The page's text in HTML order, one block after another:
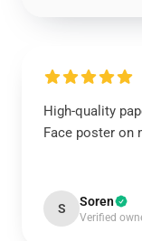
High-quality
Face poster on
S Soren
Verified